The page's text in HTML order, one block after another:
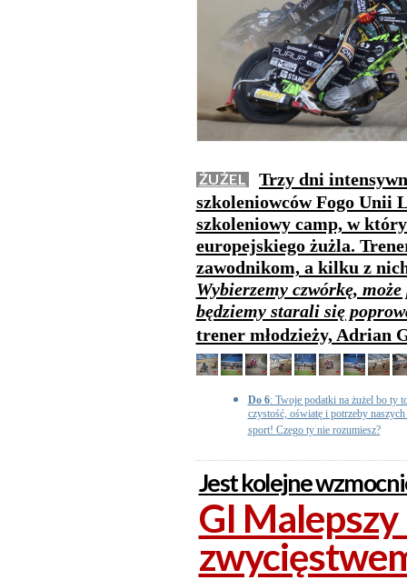
ŻUŻEL
Trzy dni
szkoleniowców Fogo Unii
szkoleniowy camp, w
europejskiego żużla.
zawodnikom, a kilku z
Wybierzemy czwórkę,
będziemy starali się
trener młodzieży, Adrian
Do 6: Twoje podatki na żużel bo ty
czystość, oświatę i potrzeby
sport! Czego ty nie rozumiesz?
Jest kolejne
GI